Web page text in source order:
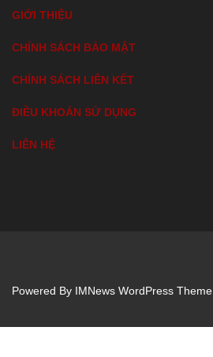
GIỚI THIỆU
CHÍNH SÁCH BẢO MẬT
CHÍNH SÁCH LIÊN KẾT
ĐIỀU KHOẢN SỬ DỤNG
LIÊN HỆ
Powered By IMNews WordPress Theme